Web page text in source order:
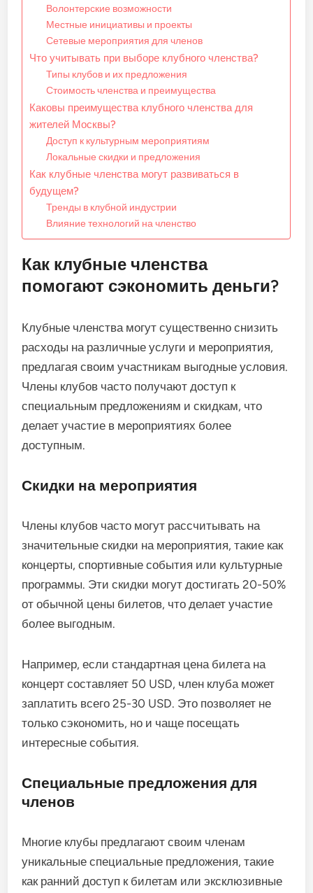
Волонтерские возможности
Местные инициативы и проекты
Сетевые мероприятия для членов
Что учитывать при выборе клубного членства?
Типы клубов и их предложения
Стоимость членства и преимущества
Каковы преимущества клубного членства для
жителей Москвы?
Доступ к культурным мероприятиям
Локальные скидки и предложения
Как клубные членства могут развиваться в
будущем?
Тренды в клубной индустрии
Влияние технологий на членство
Как клубные членства
помогают сэкономить деньги?
Клубные членства могут существенно снизить
расходы на различные услуги и мероприятия,
предлагая своим участникам выгодные условия.
Члены клубов часто получают доступ к
специальным предложениям и скидкам, что
делает участие в мероприятиях более
доступным.
Скидки на мероприятия
Члены клубов часто могут рассчитывать на
значительные скидки на мероприятия, такие как
концерты, спортивные события или культурные
программы. Эти скидки могут достигать 20-50%
от обычной цены билетов, что делает участие
более выгодным.
Например, если стандартная цена билета на
концерт составляет 50 USD, член клуба может
заплатить всего 25-30 USD. Это позволяет не
только сэкономить, но и чаще посещать
интересные события.
Специальные предложения для
членов
Многие клубы предлагают своим членам
уникальные специальные предложения, такие
как ранний доступ к билетам или эксклюзивные